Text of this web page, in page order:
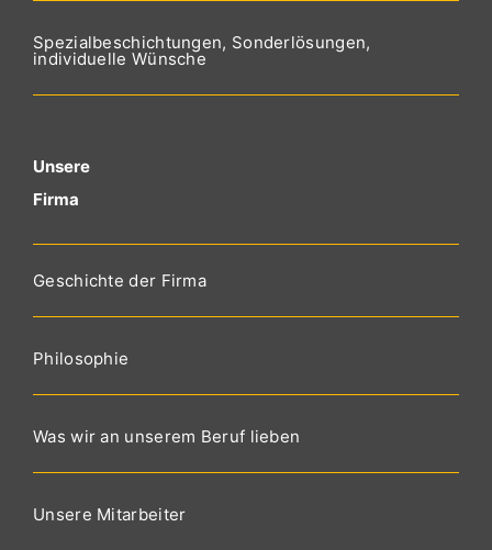
Spezialbeschichtungen, Sonderlösungen,
individuelle Wünsche
Unsere
Firma
Geschichte der Firma
Philosophie
Was wir an unserem Beruf lieben
Unsere Mitarbeiter